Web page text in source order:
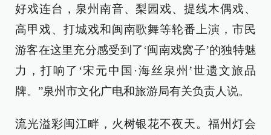
好戏连台，泉州南音、梨园戏、提线木偶戏、
高甲戏、打城戏和闽南歌舞等轮番上演，市民
游客在这里充分感受到了‘闽南戏窝子’的独特魅
力，打响了‘宋元中国·海丝泉州’世遗文旅品
牌。”泉州市文化广电和旅游局有关负责人说。
流光溢彩闽江畔，火树银花不夜天。福州灯会